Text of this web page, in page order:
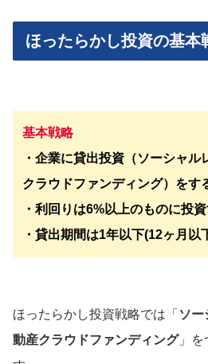
ほったらかし投資の基本
基本戦略
・企業に貸出投資（ソーシャ
クラウドファンディング）をす
・利回りは6%以上のものに投
・貸出期間は1年以下(12ヶ月以
ほったらかし投資戦略では「 ソー
動産クラウドファンディング」を